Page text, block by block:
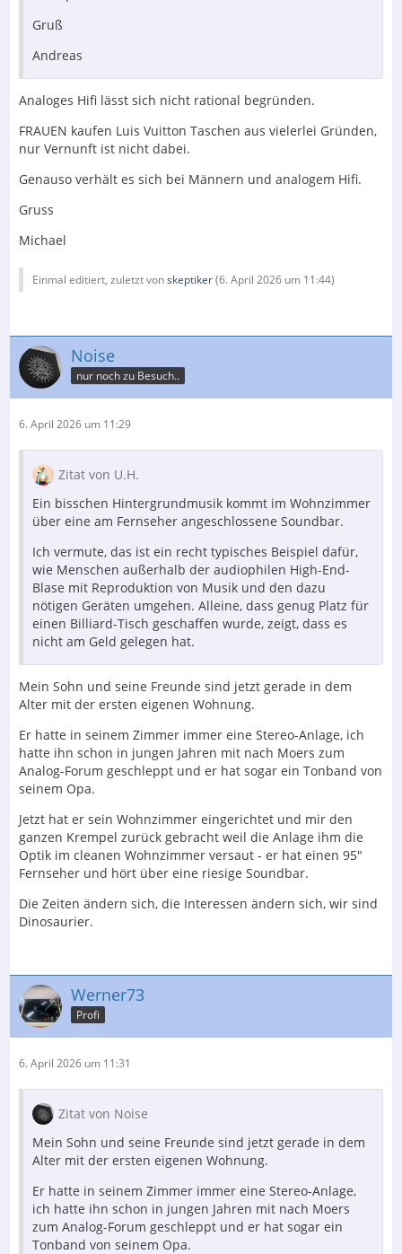
Gruß
Andreas
Analoges Hifi lässt sich nicht rational begründen.
FRAUEN kaufen Luis Vuitton Taschen aus vielerlei Gründen,
nur Vernunft ist nicht dabei.
Genauso verhält es sich bei Männern und analogem Hifi.
Gruss
Michael
Einmal editiert, zuletzt vonskeptiker(6. April 2026 um 11:44)
Noise
nur noch zu Besuch..
6. April 2026 um 11:29
Zitat von U.H.
Ein bisschen Hintergrundmusik kommt im Wohnzimmer
über eine am Fernseher angeschlossene Soundbar.
Ich vermute, das ist ein recht typisches Beispiel dafür,
wie Menschen außerhalb der audiophilen High-End-
Blase mit Reproduktion von Musik und den dazu
nötigen Geräten umgehen. Alleine, dass genug Platz für
einen Billiard-Tisch geschaffen wurde, zeigt, dass es
nicht am Geld gelegen hat.
Mein Sohn und seine Freunde sind jetzt gerade in dem
Alter mit der ersten eigenen Wohnung.
Er hatte in seinem Zimmer immer eine Stereo-Anlage, ich
hatte ihn schon in jungen Jahren mit nach Moers zum
Analog-Forum geschleppt und er hat sogar ein Tonband von
seinem Opa.
Jetzt hat er sein Wohnzimmer eingerichtet und mir den
ganzen Krempel zurück gebracht weil die Anlage ihm die
Optik im cleanen Wohnzimmer versaut - er hat einen 95"
Fernseher und hört über eine riesige Soundbar.
Die Zeiten ändern sich, die Interessen ändern sich, wir sind
Dinosaurier.
Werner73
Profi
6. April 2026 um 11:31
Zitat von Noise
Mein Sohn und seine Freunde sind jetzt gerade in dem
Alter mit der ersten eigenen Wohnung.
Er hatte in seinem Zimmer immer eine Stereo-Anlage,
ich hatte ihn schon in jungen Jahren mit nach Moers
zum Analog-Forum geschleppt und er hat sogar ein
Tonband von seinem Opa.